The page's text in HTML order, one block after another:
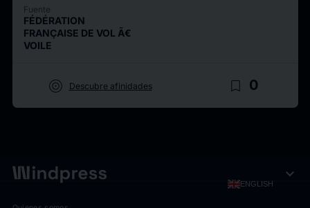
Fuente
FÉDÉRATION
FRANÇAISE DE VOL Ã€
VOILE
target Descubre afinidades bookmark_border 0
ENGLISH expand_more